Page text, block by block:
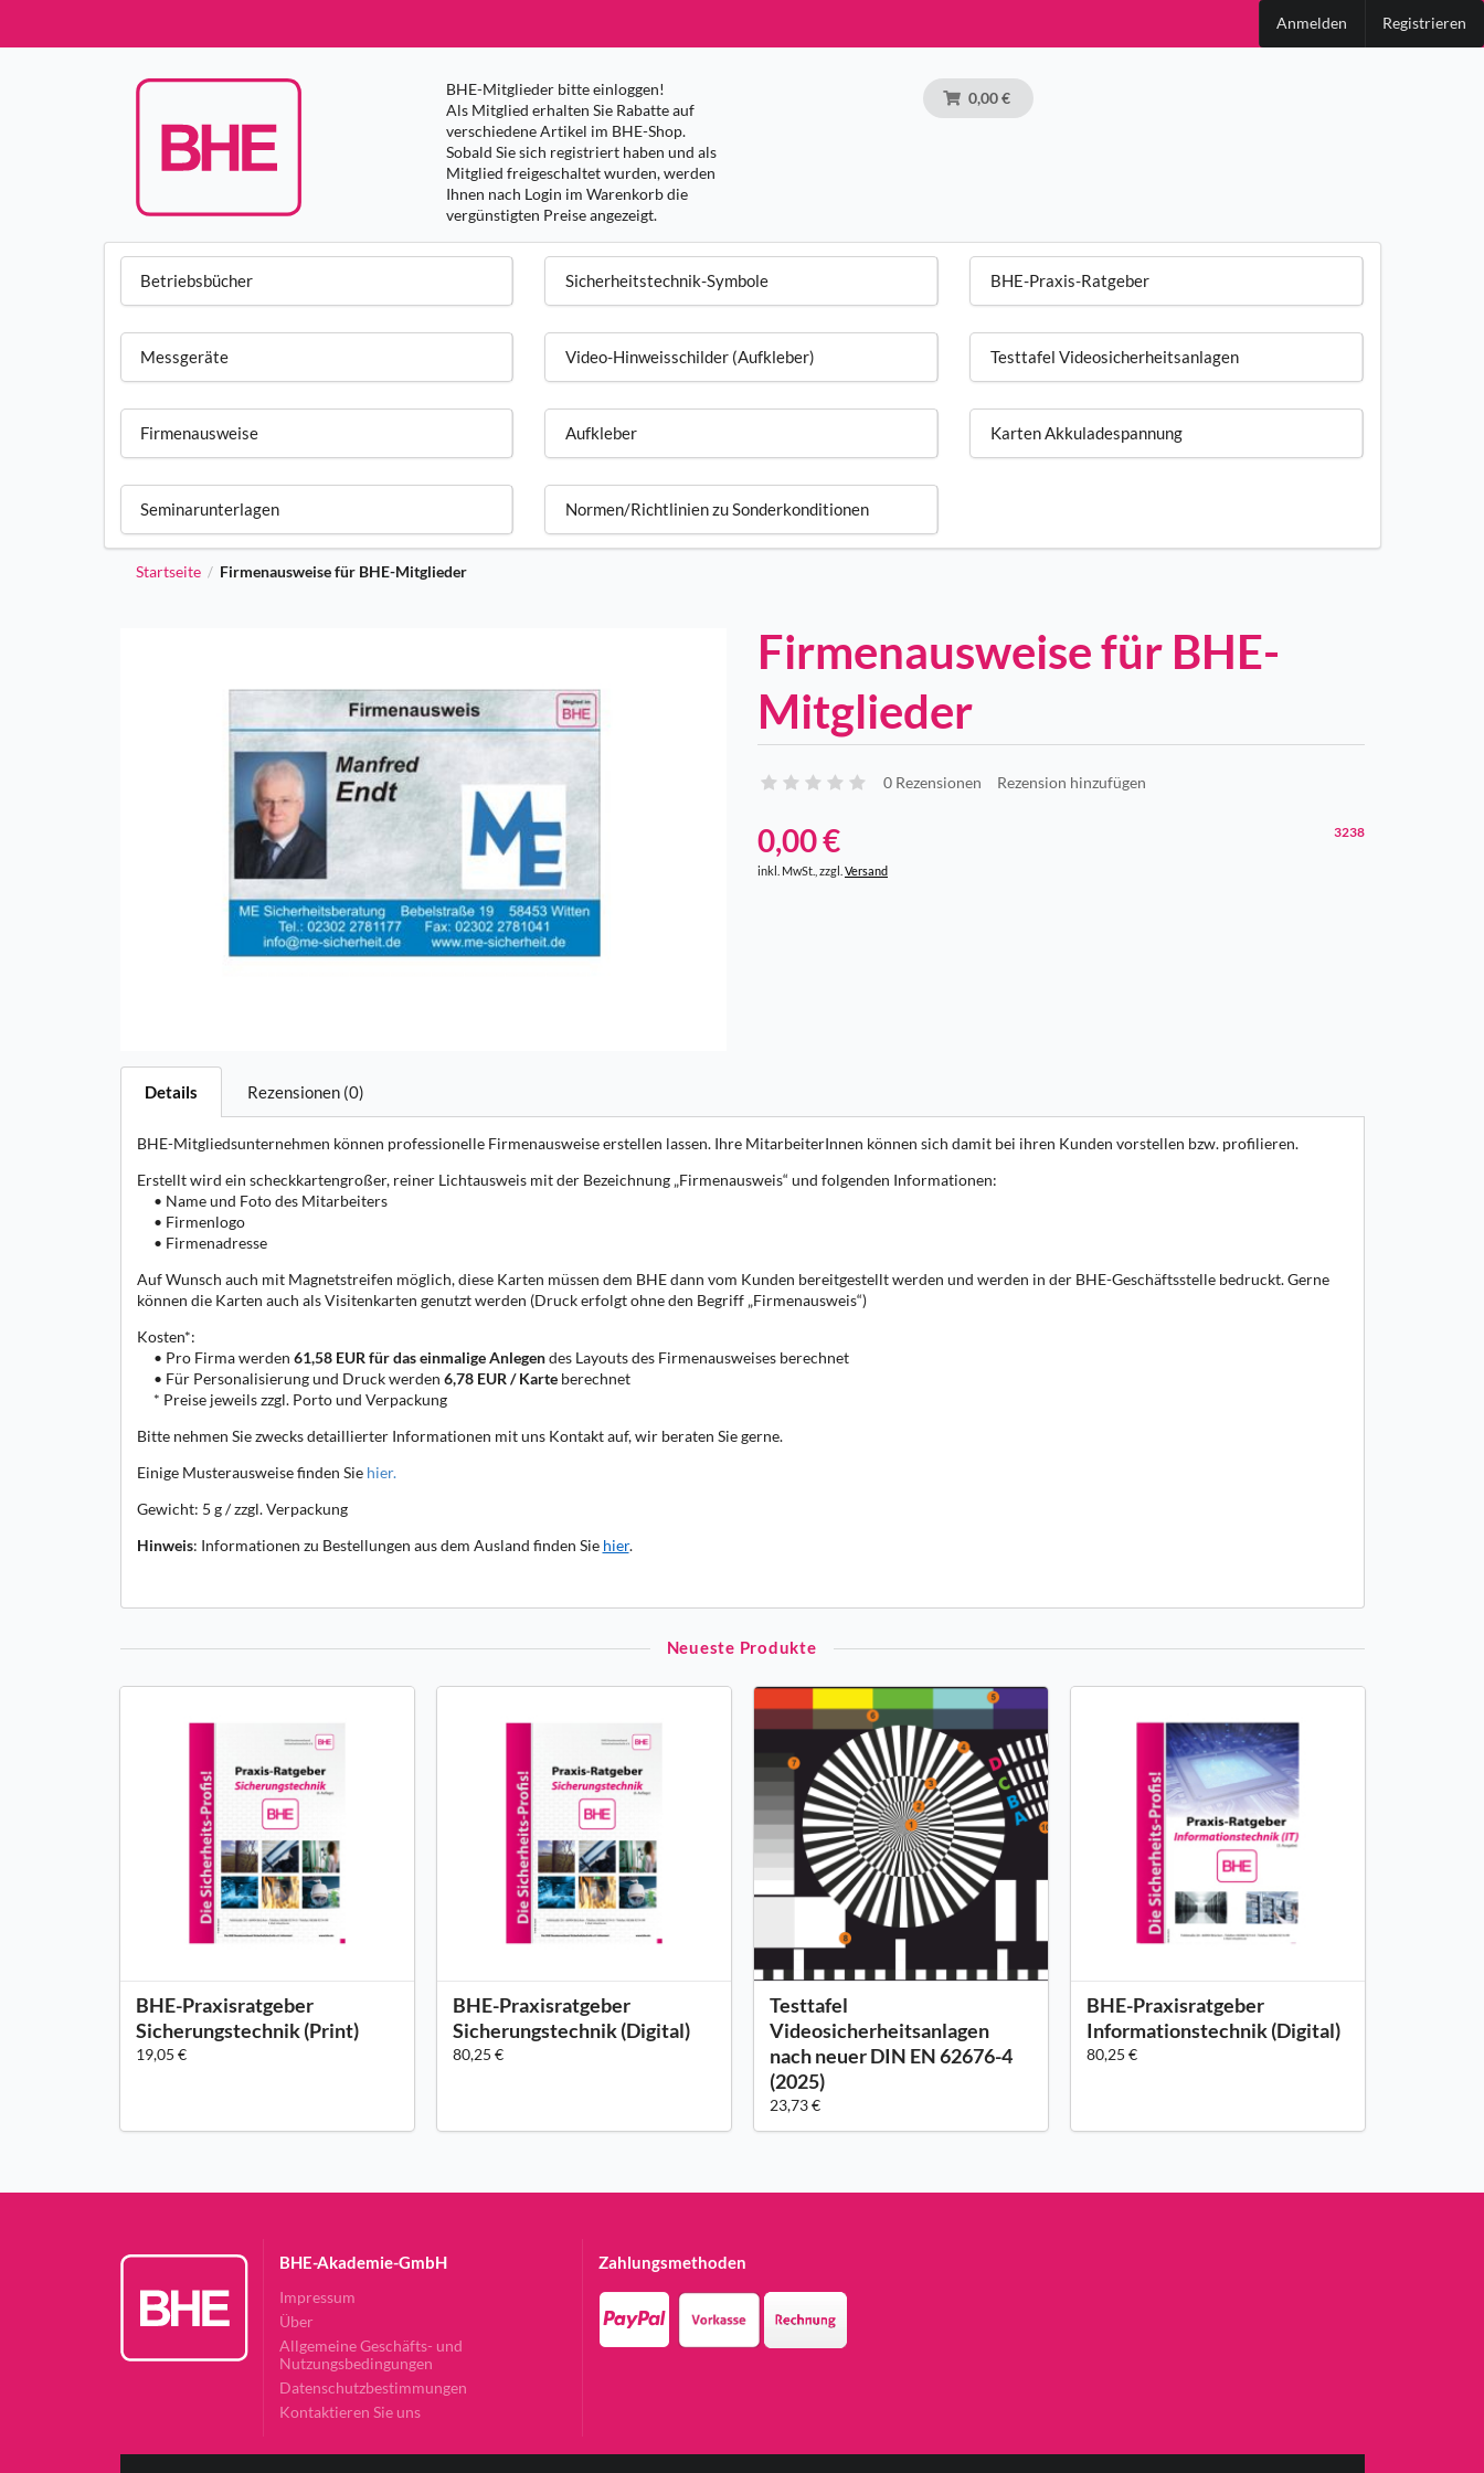
Anmelden Registrieren
BHE-Mitglieder bitte einloggen!
Als Mitglied erhalten Sie Rabatte auf
verschiedene Artikel im BHE-Shop.
Sobald Sie sich registriert haben und als
Mitglied freigeschaltet wurden, werden
Ihnen nach Login im Warenkorb die
vergünstigten Preise angezeigt.
0,00 €
Betriebsbücher Sicherheitstechnik-Symbole BHE-Praxis-Ratgeber
Messgeräte Video-Hinweisschilder (Aufkleber) Testtafel Videosicherheitsanlagen
Firmenausweise Aufkleber Karten Akkuladespannung
Seminarunterlagen Normen/Richtlinien zu Sonderkonditionen
Startseite / Firmenausweise für BHE-Mitglieder
Firmenausweise für BHE-
Mitglieder
0 Rezensionen Rezension hinzufügen
0,00 €
inkl. MwSt., zzgl. Versand
3238
Details Rezensionen (0)
BHE-Mitgliedsunternehmen können professionelle Firmenausweise erstellen lassen. Ihre MitarbeiterInnen können sich damit bei ihren Kunden vorstellen bzw. profilieren.
Erstellt wird ein scheckkartengroßer, reiner Lichtausweis mit der Bezeichnung „Firmenausweis“ und folgenden Informationen:
• Name und Foto des Mitarbeiters
• Firmenlogo
• Firmenadresse
Auf Wunsch auch mit Magnetstreifen möglich, diese Karten müssen dem BHE dann vom Kunden bereitgestellt werden und werden in der BHE-Geschäftsstelle bedruckt. Gerne
können die Karten auch als Visitenkarten genutzt werden (Druck erfolgt ohne den Begriff „Firmenausweis“)
Kosten*:
• Pro Firma werden 61,58 EUR für das einmalige Anlegendes Layouts des Firmenausweises berechnet
• Für Personalisierung und Druck werden 6,78 EUR / Karteberechnet
* Preise jeweils zzgl. Porto und Verpackung
Bitte nehmen Sie zwecks detaillierter Informationen mit uns Kontakt auf, wir beraten Sie gerne.
Einige Musterausweise finden Sie hier.
Gewicht: 5 g / zzgl. Verpackung
Hinweis: Informationen zu Bestellungen aus dem Ausland finden Sie hier.
Neueste Produkte
BHE-Praxisratgeber
Sicherungstechnik (Print)
19,05 €
BHE-Praxisratgeber
Sicherungstechnik (Digital)
80,25 €
Testtafel
Videosicherheitsanlagen
nach neuer DIN EN 62676-4
(2025)
23,73 €
BHE-Praxisratgeber
Informationstechnik (Digital)
80,25 €
BHE-Akademie-GmbH
Impressum
Über
Allgemeine Geschäfts- und
Nutzungsbedingungen
Datenschutzbestimmungen
Kontaktieren Sie uns
Zahlungsmethoden